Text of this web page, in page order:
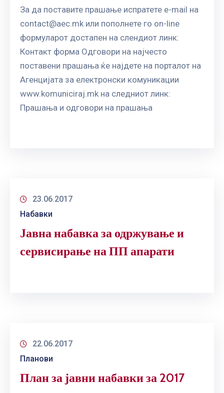
За да поставите прашање испратете e-mail на
contact@aec.mk или пополнете го on-line
формуларот достапен на слендиот линк:
Контакт форма Одговори на најчесто
поставени прашања ќе најдете на порталот на
Агенцијата за електронски комуникации
www.komuniciraj.mk на следниот линк:
Прашања и одговори на прашања
23.06.2017
Набавки
Јавна набавка за одржување и
сервисирање на ПП апарати
22.06.2017
Планови
План за јавни набавки за 2017